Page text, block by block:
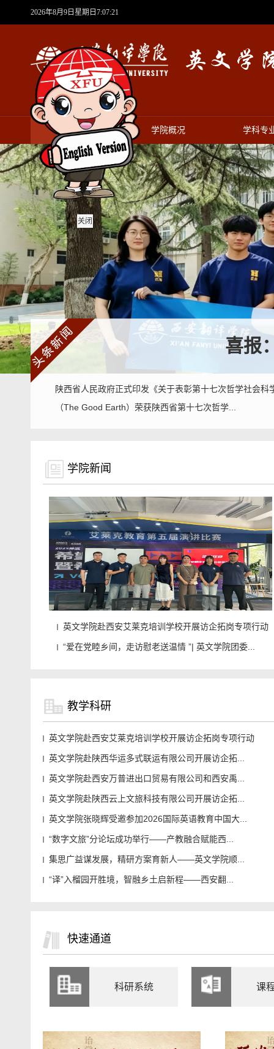
2026年8月9日星期日7:07:22
关闭
首页 学院概况 学科专
喜报
陕西省人民政府正式印发《关于表彰第十七次哲学社会
（The Good Earth）荣获陕西省第十七次哲学...
学院新闻
英文学院赴西安艾莱克培训学校开展访企拓岗专项行动
“爱在党睦乡间，走访慰老送温情 ”| 英文学院团委...
教学科研
英文学院赴西安艾莱克培训学校开展访企拓岗专项行动
英文学院赴陕西华运多式联运有限公司开展访企拓...
英文学院赴西安万普进出口贸易有限公司和西安禹...
英文学院赴陕西云上文旅科技有限公司开展访企拓...
英文学院张晓辉受邀参加2026国际英语教育中国大...
“数字文旅”分论坛成功举行——产教融合赋能西...
集思广益谋发展，精研方案育新人——英文学院顺...
“译”入榴园开胜境，智融乡土启新程——西安翻...
快速通道
科研系统 课